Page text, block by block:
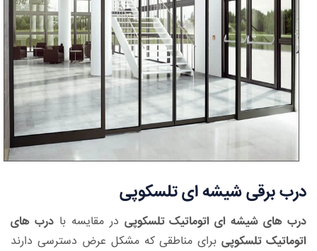
درب برقی شیشه ای تلسکوپی
درب های شیشه ای اتوماتیک تلسکوپی در مقایسه بادرب های
اتوماتیک تلسکوپیبرای مناطقی که مشکل عرض دسترسی دارند